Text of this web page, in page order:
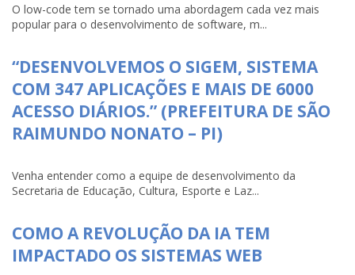
O low-code tem se tornado uma abordagem cada vez mais
popular para o desenvolvimento de software, m...
“DESENVOLVEMOS O SIGEM, SISTEMA
COM 347 APLICAÇÕES E MAIS DE 6000
ACESSO DIÁRIOS.” (PREFEITURA DE SÃO
RAIMUNDO NONATO – PI)
Venha entender como a equipe de desenvolvimento da
Secretaria de Educação, Cultura, Esporte e Laz...
COMO A REVOLUÇÃO DA IA TEM
IMPACTADO OS SISTEMAS WEB